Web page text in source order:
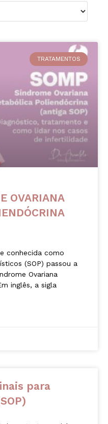
TRATAMENTOS
OVARIANA
conhecida como
(SOP) passou a
Ovariana
inglês, a sigla
para